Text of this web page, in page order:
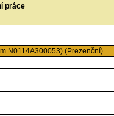
práce
N0114A300053) (Prezenční)